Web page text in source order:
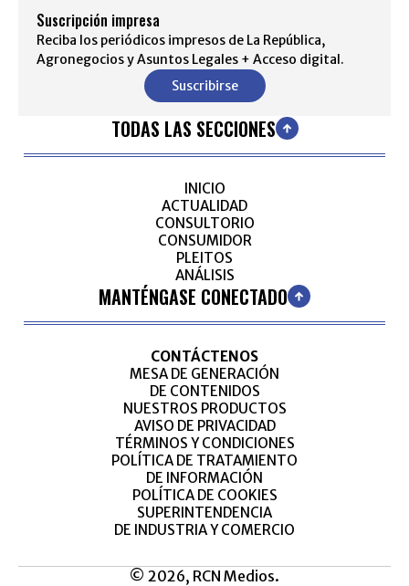
Suscripción impresa
Reciba los periódicos impresos de La República,
Agronegocios y Asuntos Legales + Acceso digital.
Suscribirse
TODAS LAS SECCIONES
INICIO
ACTUALIDAD
CONSULTORIO
CONSUMIDOR
PLEITOS
ANÁLISIS
MANTÉNGASE CONECTADO
CONTÁCTENOS
MESA DE GENERACIÓN
DE CONTENIDOS
NUESTROS PRODUCTOS
AVISO DE PRIVACIDAD
TÉRMINOS Y CONDICIONES
POLÍTICA DE TRATAMIENTO
DE INFORMACIÓN
POLÍTICA DE COOKIES
SUPERINTENDENCIA
DE INDUSTRIA Y COMERCIO
© 2026, RCN Medios.